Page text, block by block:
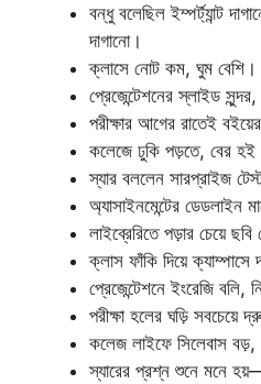
বন্ধু বলেছিল ইম্পর্ট্যান্ট
দাগানো।
ক্লাসে নোট কম, ঘুম বেশি।
প্রেজেন্টেশনের স্লাইড
পরীক্ষার আগের রাতেই
কলেজে ঢুকি পড়তে, বের হই
স্যার বললেন সারপ্রাইজ
অ্যাসাইনমেন্টের ডেডলাইন
লাইব্রেরিতে পড়ার চেয়ে
ক্লাস ফাঁকি দিয়ে ক্যাম্পাসে
প্রেজেন্টেশনে ইংরেজি বলি,
পরীক্ষা হলের ঘড়ি সবচেয়ে
কলেজ লাইফে সিলেবাস
স্যারের প্রশ্ন শুনে মনে